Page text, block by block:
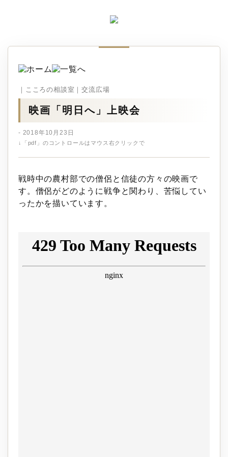
｜こころの相談室｜交流広場
映画「明日へ」上映会
- 2018年10月23日
↓「pdf」のコントロールはマウス右クリックで
戦時中の農村部での僧侶と信徒の方々の映画で
す。僧侶がどのように戦争と関わり、苦悩してい
ったかを描いています。